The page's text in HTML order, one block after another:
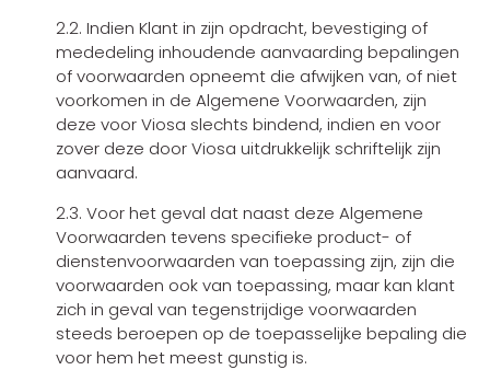
2.2. Indien Klant in zijn opdracht, bevestiging of
mededeling inhoudende aanvaarding bepalingen
of voorwaarden opneemt die afwijken van, of niet
voorkomen in de Algemene Voorwaarden, zijn
deze voor Viosa slechts bindend, indien en voor
zover deze door Viosa uitdrukkelijk schriftelijk zijn
aanvaard.
2.3. Voor het geval dat naast deze Algemene
Voorwaarden tevens specifieke product- of
dienstenvoorwaarden van toepassing zijn, zijn die
voorwaarden ook van toepassing, maar kan klant
zich in geval van tegenstrijdige voorwaarden
steeds beroepen op de toepasselijke bepaling die
voor hem het meest gunstig is.